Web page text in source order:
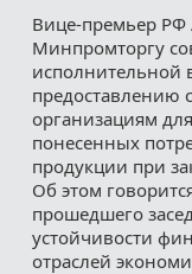
Вице-премьер РФ
Минпромторгу
исполнительной
предоставлению
организациям
понесенных
продукции при
Об этом
прошедшего
устойчивости
отраслей